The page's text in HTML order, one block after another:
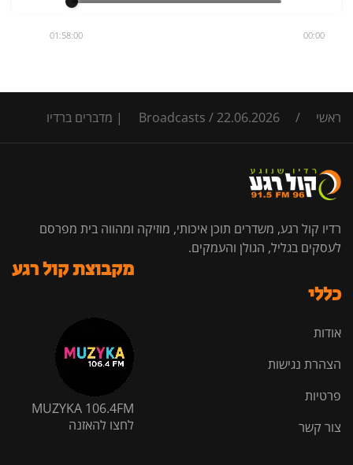
00:00
01:58:00
ראשי /
Broadcasts / 22.06.2026 | מדברים ברדיו
רדיו קול רגע, משדרים תוכן איכותי, מוזיקה ומהווה בית מפרסם
לעסקים בגליל, הגולן והעמקים.
כללי
אודות
הצהרת נגישות
פרטיות
צור קשר
מקבוצת קול רגע
MUZYKA 106.4FM
לחצו להאזנה